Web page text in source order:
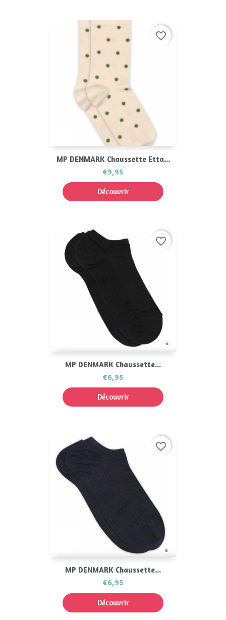
MP DENMARK Chaussette Etta...
€9,95
Découvrir
favorite_border
MP DENMARK Chaussette...
€6,95
Découvrir
favorite_border
MP DENMARK Chaussette...
€6,95
Découvrir
favorite_border